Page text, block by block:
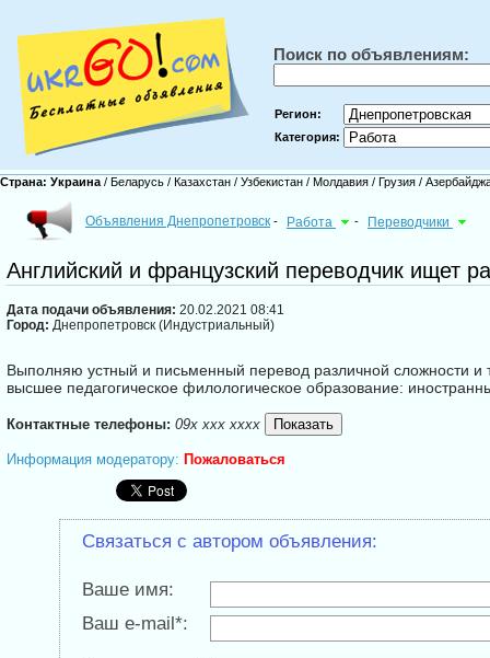
Поиск по объявлениям:
Регион:
Категория:
Страна: Украина / Беларусь / Казахстан / Узбекистан / Молдавия / Грузия /
Объявления Днепропетровск - Работа - Переводчики
Английский и французский переводчик ищет
Дата подачи объявления: 20.02.2021 08:41
Город: Днепропетровск (Индустриальный)
Выполняю устный и письменный перевод различной сложности
высшее педагогическое филологическое образование:
Контактные телефоны: 09x xxx xxxx
Информация модератору: Пожаловаться
Связаться с автором объявления:
Ваше имя:
Ваш e-mail*: